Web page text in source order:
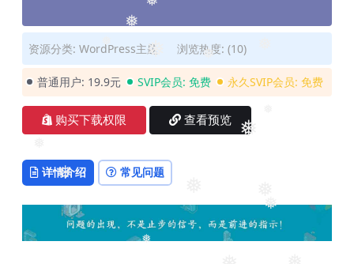
❅
❅
❅
❅
❅
❅
❅
❅
❅
资源分类: WordPress主题 浏览热度: (10)
普通用户: 19.9元 SVIP会员: 免费 永久SVIP会员: 免费
购买下载权限 查看预览
详情介绍 常见问题